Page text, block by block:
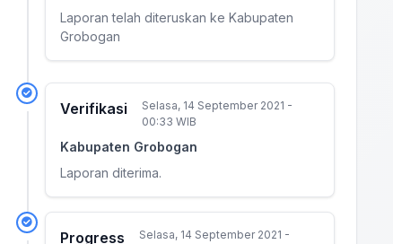
Laporan telah diteruskan ke Kabupaten
Grobogan
Verifikasi
Selasa, 14 September 2021 -
00:33 WIB
Kabupaten Grobogan
Laporan diterima.
Progress
Selasa, 14 September 2021 -